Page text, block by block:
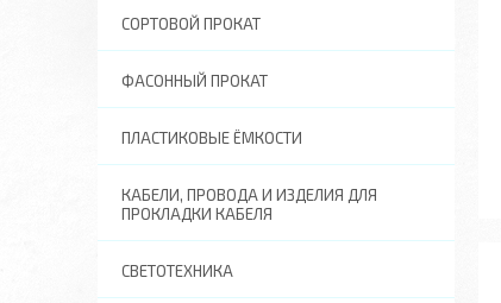
СОРТОВОЙ ПРОКАТ
ФАСОННЫЙ ПРОКАТ
ПЛАСТИКОВЫЕ ЁМКОСТИ
КАБЕЛИ, ПРОВОДА И ИЗДЕЛИЯ ДЛЯ
ПРОКЛАДКИ КАБЕЛЯ
СВЕТОТЕХНИКА